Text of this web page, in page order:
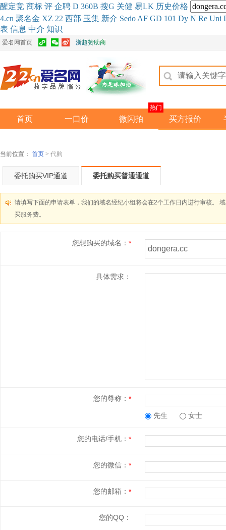
醒定竞 商标 评 企聘 D 360B 搜G 关健 易LK 历史价格
4.cn 聚名金 XZ 22 西部 玉集 新介 Sedo AF GD 101 Dy N Re Uni
表 信息 中介 知识